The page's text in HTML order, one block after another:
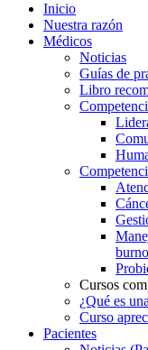
Inicio
Nuestra razón
Médicos
Noticias
Guías de
Libro
Cursos
¿Qué es
Curso
Pacientes